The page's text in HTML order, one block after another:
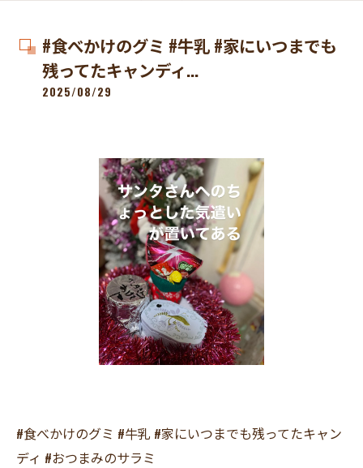
#食べかけのグミ #牛乳 #家にいつまでも
残ってたキャンディ...
2025/08/29
#食べかけのグミ #牛乳 #家にいつまでも残ってたキャン
ディ #おつまみのサラミ